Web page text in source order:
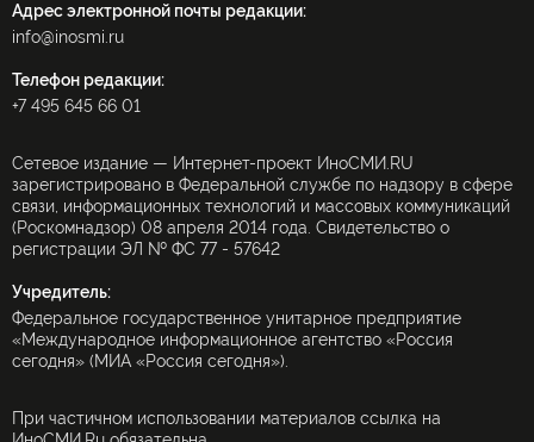
Адрес электронной почты редакции:
info@inosmi.ru
Телефон редакции:
+7 495 645 66 01
Сетевое издание — Интернет-проект ИноСМИ.RU
зарегистрировано в Федеральной службе по надзору в сфере
связи, информационных технологий и массовых коммуникаций
(Роскомнадзор) 08 апреля 2014 года. Свидетельство о
регистрации ЭЛ № ФС 77 - 57642
Учредитель:
Федеральное государственное унитарное предприятие
«Международное информационное агентство «Россия
сегодня» (МИА «Россия сегодня»).
При частичном использовании материалов ссылка на